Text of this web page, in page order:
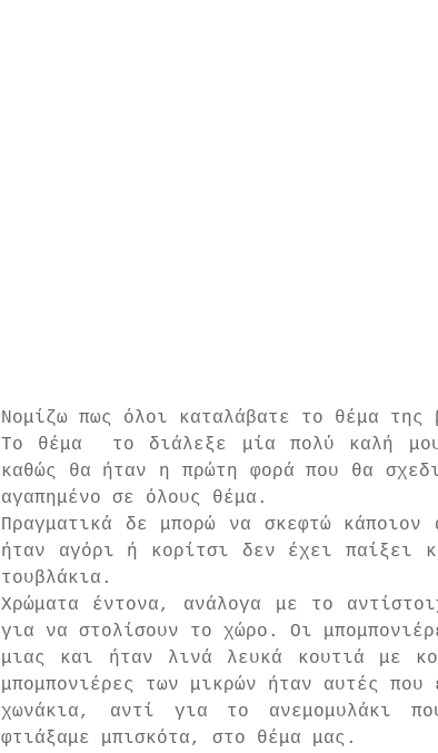
Νομίζω πως όλοι καταλάβατε το θέμα της
Το θέμα  το διάλεξε μία πολύ καλή
καθώς θα ήταν η πρώτη φορά που θα
αγαπημένο σε όλους θέμα.
Πραγματικά δε μπορώ να σκεφτώ
ήταν αγόρι ή κορίτσι δεν έχει παίξει
τουβλάκια.
Χρώματα έντονα, ανάλογα με το
για να στολίσουν το χώρο. Οι
μιας και ήταν λινά λευκά κουτιά με
μπομπονιέρες των μικρών ήταν αυτές
χωνάκια, αντί για το ανεμομυλάκι
φτιάξαμε μπισκότα, στο θέμα μας.